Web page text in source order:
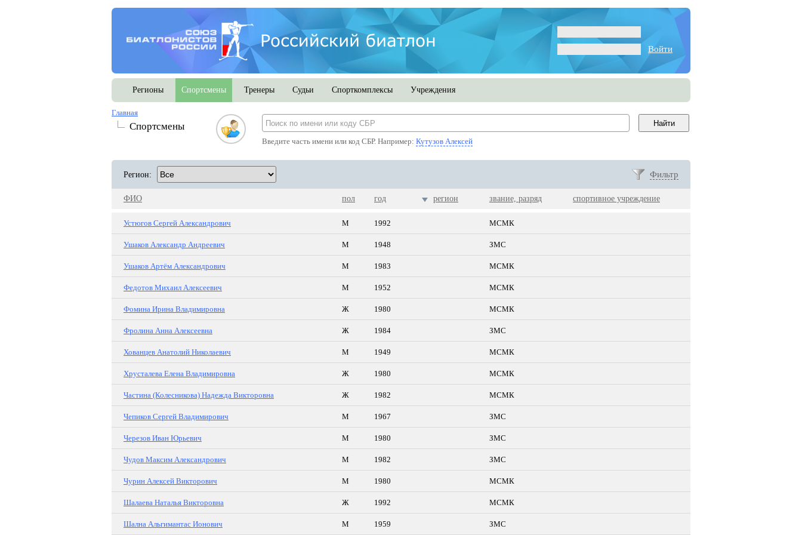
Войти
Регионы Спортсмены Тренеры Судьи Спорткомплексы Учреждения
Главная
Спортсмены
Введите часть имени или код СБР. Например: Кутузов Алексей
Фильтр
Регион:
ФИО пол год регион звание, разряд спортивное учреждение
Устюгов Сергей Александрович М 1992 МСМК
Ушаков Александр Андреевич М 1948 ЗМС
Ушаков Артём Александрович М 1983 МСМК
Федотов Михаил Алексеевич М 1952 МСМК
Фомина Ирина Владимировна Ж 1980 МСМК
Фролина Анна Алексеевна Ж 1984 ЗМС
Хованцев Анатолий Николаевич М 1949 МСМК
Хрусталева Елена Владимировна Ж 1980 МСМК
Частина (Колесникова) Надежда Викторовна Ж 1982 МСМК
Чепиков Сергей Владимирович М 1967 ЗМС
Черезов Иван Юрьевич М 1980 ЗМС
Чудов Максим Александрович М 1982 ЗМС
Чурин Алексей Викторович М 1980 МСМК
Шалаева Наталья Викторовна Ж 1992 МСМК
Шална Альгимантас Ионович М 1959 ЗМС